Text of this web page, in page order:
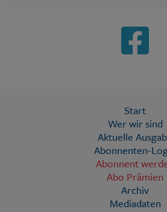
Start
Wer wir sind
Aktuelle
Abonnenten-
Abonnent
Abo Prämien
Archiv
Mediadaten